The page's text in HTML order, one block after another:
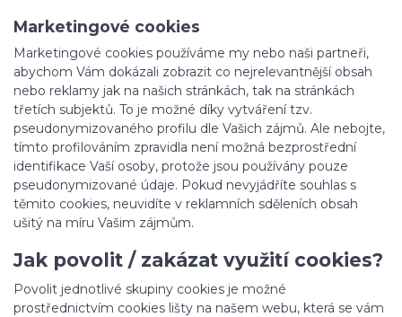
Marketingové cookies
Marketingové cookies používáme my nebo naši partneři,
abychom Vám dokázali zobrazit co nejrelevantnější obsah
nebo reklamy jak na našich stránkách, tak na stránkách
třetích subjektů. To je možné díky vytváření tzv.
pseudonymizovaného profilu dle Vašich zájmů. Ale nebojte,
tímto profilováním zpravidla není možná bezprostřední
identifikace Vaší osoby, protože jsou používány pouze
pseudonymizované údaje. Pokud nevyjádříte souhlas s
těmito cookies, neuvidíte v reklamních sděleních obsah
ušitý na míru Vašim zájmům.
Jak povolit / zakázat využití cookies?
Povolit jednotlivé skupiny cookies je možné
prostřednictvím cookies lišty na našem webu, která se vám